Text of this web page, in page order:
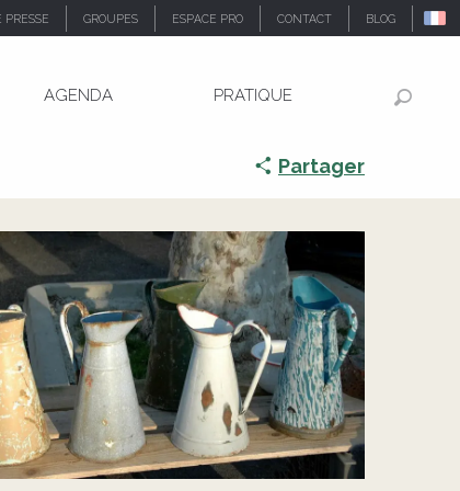
PRESSE GROUPES ESPACE PRO CONTACT BLOG
AGENDA PRATIQUE
Partager